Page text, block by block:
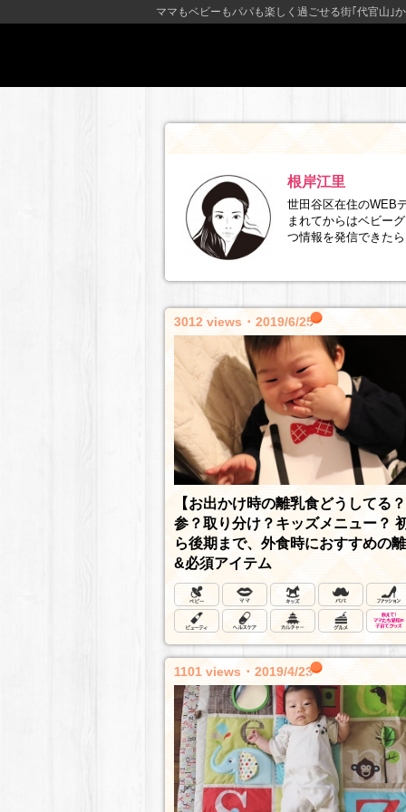
ママもベビーもパパも楽しく過ごせる街｢代官山｣
根岸江里
世田谷区在住のWEB
まれてからはベビー
つ情報を発信できた
3012 views ･ 2019/6/25
【お出かけ時の離乳食どうしてる
参？取り分け？キッズメニュー？
ら後期まで、外食時におすすめの
&必須アイテム
1101 views ･ 2019/4/23